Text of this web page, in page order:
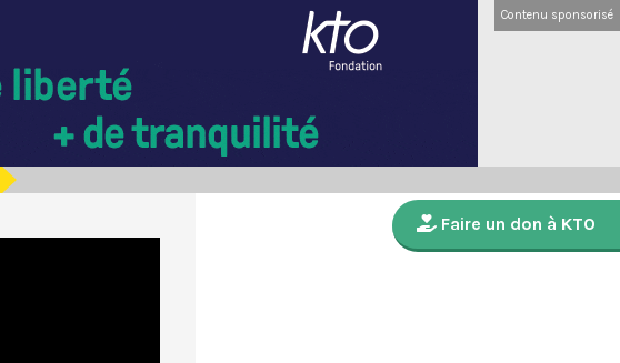
Contenu sponsorisé
Faire un don à KTO